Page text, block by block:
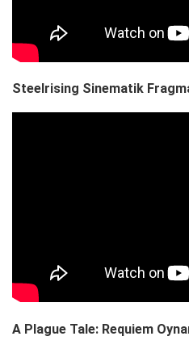
Steelrising Sinematik
A Plague Tale: Requiem